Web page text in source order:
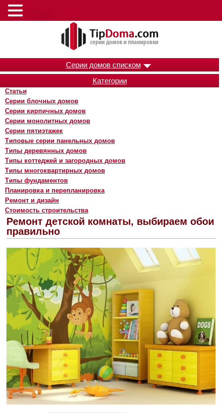
Серии домов списком
Категории
Статьи
Серии блочных домов
Серии кирпичных домов
Серии монолитных домов
Серии пятиэтажек
Типовые серии панельных домов
Типы деревянных домов
Типы коттеджей и загородных домов
Типы многоквартирных домов
Типы фундаментов
Планировка и перепланировка
Ремонт и дизайн
Стоимость строительства
Ремонт детской комнаты, выбираем обои
правильно